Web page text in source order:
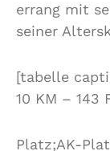
errang mit
seiner
[tabelle
10 KM – 143
Platz;AK-